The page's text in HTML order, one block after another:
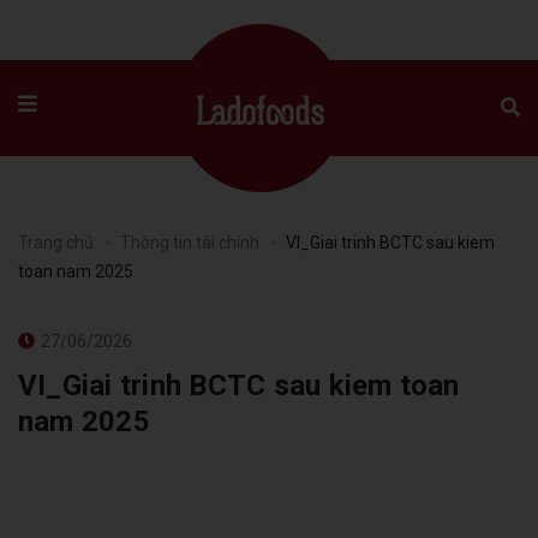
Trang chủ Thông tin tài chính
VI_Giai trinh BCTC sau kiem
toan nam 2025
27/06/2026
VI_Giai trinh BCTC sau kiem toan
nam 2025